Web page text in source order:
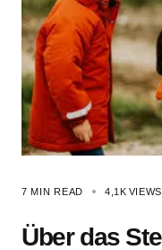
7 MIN READ 4,1K VIEWS
Über das